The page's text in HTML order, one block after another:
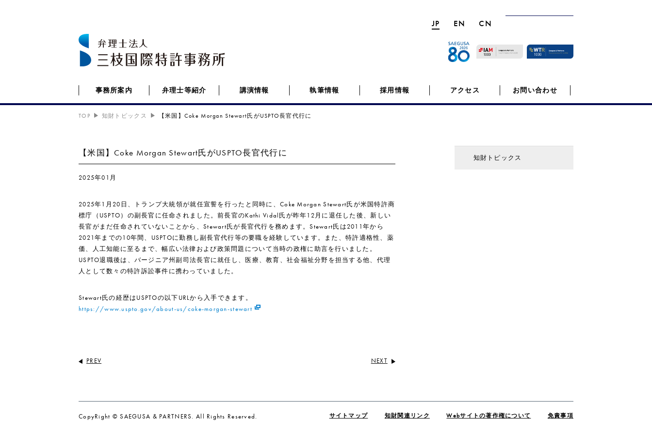
JP EN CN
事務所案内 弁理士等紹介 講演情報 執筆情報 採用情報 アクセス お問い合わせ
TOP 知財トピックス 【米国】Coke Morgan Stewart氏がUSPTO長官代行に
【米国】Coke Morgan Stewart氏がUSPTO長官代行に
2025年01月
2025年1月20日、トランプ大統領が就任宣誓を行ったと同時に、Coke Morgan Stewart氏が米国特許商
標庁（USPTO）の副長官に任命されました。前長官のKathi Vidal氏が昨年12月に退任した後、新しい
長官がまだ任命されていないことから、Stewart氏が長官代行を務めます。Stewart氏は2011年から
2021年までの10年間、USPTOに勤務し副長官代行等の要職を経験しています。また、特許適格性、薬
価、人工知能に至るまで、幅広い法律および政策問題について当時の政権に助言を行いました。
USPTO退職後は、バージニア州副司法長官に就任し、医療、教育、社会福祉分野を担当する他、代理
人として数々の特許訴訟事件に携わっていました。
Stewart氏の経歴はUSPTOの以下URLから入手できます。
https://www.uspto.gov/about-us/coke-morgan-stewart
PREV NEXT
知財トピックス
サイトマップ 知財関連リンク Webサイトの著作権について 免責事項
CopyRight © SAEGUSA & PARTNERS. All Rights Reserved.